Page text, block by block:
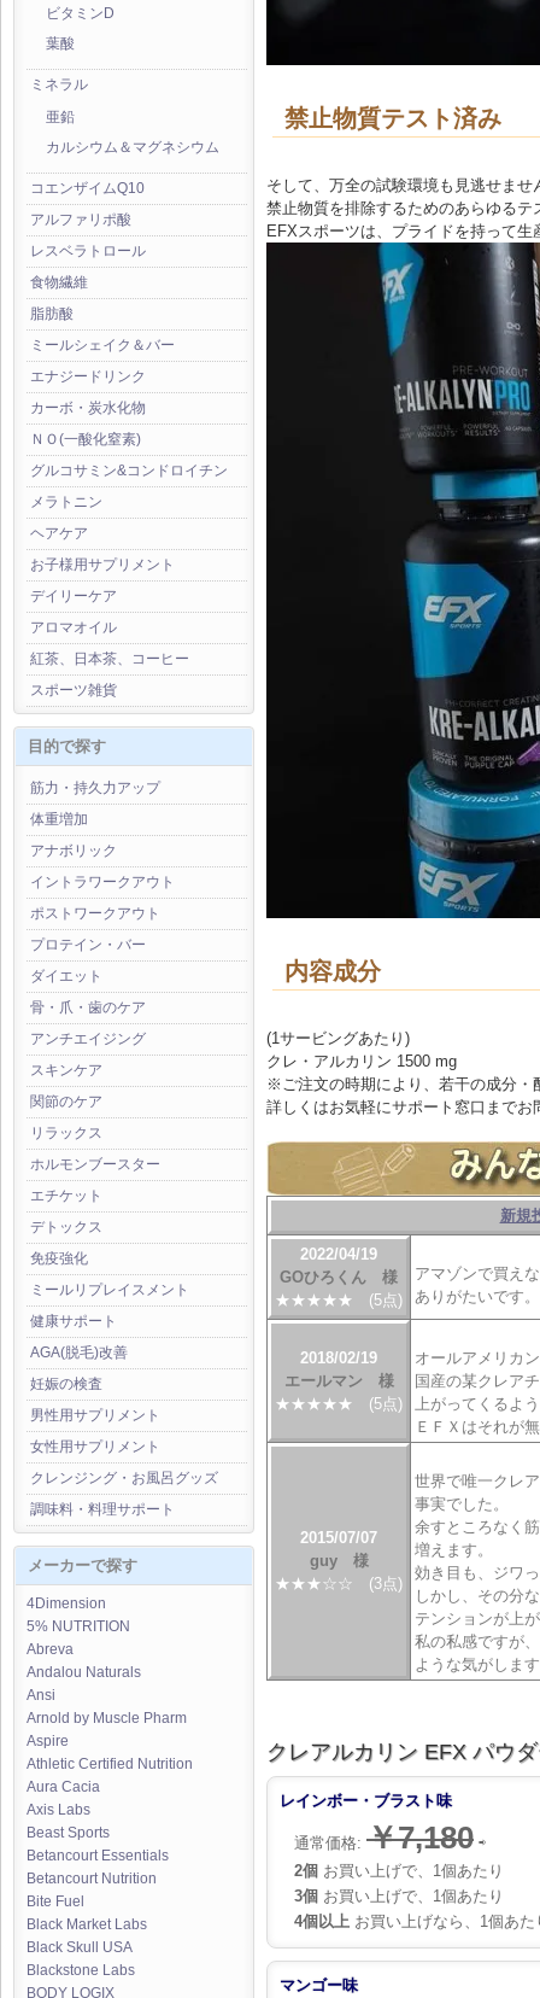
ビタミンD
葉酸
ミネラル
亜鉛
カルシウム＆マグネシウム
コエンザイムQ10
アルファリポ酸
レスベラトロール
食物繊維
脂肪酸
ミールシェイク＆バー
エナジードリンク
カーボ・炭水化物
ＮＯ(一酸化窒素)
グルコサミン&コンドロイチン
メラトニン
ヘアケア
お子様用サプリメント
デイリーケア
アロマオイル
紅茶、日本茶、コーヒー
スポーツ雑貨
目的で探す
筋力・持久力アップ
体重増加
アナボリック
イントラワークアウト
ポストワークアウト
プロテイン・バー
ダイエット
骨・爪・歯のケア
アンチエイジング
スキンケア
関節のケア
リラックス
ホルモンブースター
エチケット
デトックス
免疫強化
ミールリプレイスメント
健康サポート
AGA(脱毛)改善
妊娠の検査
男性用サプリメント
女性用サプリメント
クレンジング・お風呂グッズ
調味料・料理サポート
メーカーで探す
4Dimension
5% NUTRITION
Abreva
Andalou Naturals
Ansi
Arnold by Muscle Pharm
Aspire
Athletic Certified Nutrition
Aura Cacia
Axis Labs
Beast Sports
Betancourt Essentials
Betancourt Nutrition
Bite Fuel
Black Market Labs
Black Skull USA
Blackstone Labs
BODY LOGIX
禁止物質テスト済み
そして、万全の試験環境も見逃せませ
禁止物質を排除するためのあらゆるテ
EFXスポーツは、プライドを持って
内容成分
(1サービングあたり)
クレ・アルカリン 1500 mg
※ご注文の時期により、若干の成分・
詳しくはお気軽にサポート窓口までお
新規
2022/04/19
GOひろくん 様
★★★★★ (5点)
アマゾンで買え
ありがたいです。
2018/02/19
エールマン 様
★★★★★ (5点)
オールアメリカ
国産の某クレア
上がってくるよ
ＥＦＸはそれが
2015/07/07
guy 様
★★★☆☆ (3点)
世界で唯一クレ
事実でした。
余すところなく
増えます。
効き目も、ジワ
しかし、その分
テンションが上
私の私感ですが
ような気がしま
クレアルカリン EFX パウ
レインボー・ブラスト味
通常価格: ￥7,180 ⇨
2個 お買い上げで、1個あたり
3個 お買い上げで、1個あたり
4個以上 お買い上げなら、1個あた
マンゴー味